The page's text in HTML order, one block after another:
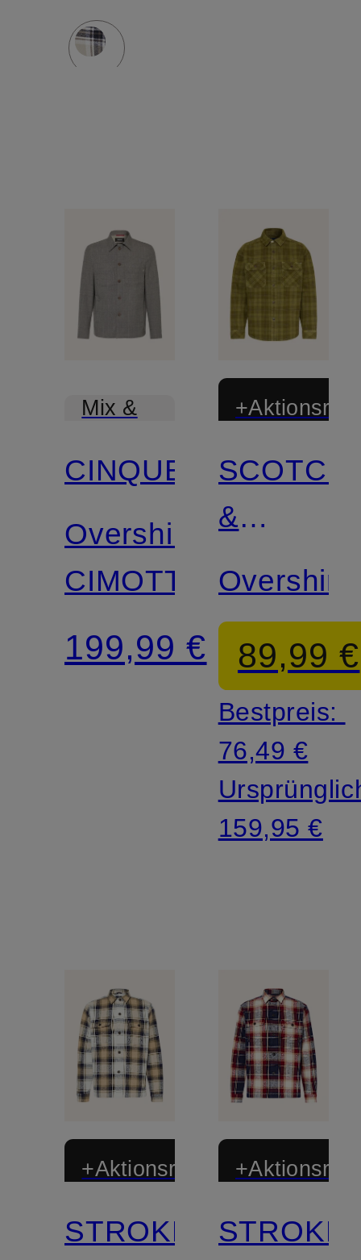
Mix &
CINQUE
Overshirt
CIMOTTO
199,99 €
SCOTCH
&
SODA
Overshirt
89,99 €
Bestpreis:
76,49 €
159,95 €
+Aktionsrabatt
STROKESMAN'S